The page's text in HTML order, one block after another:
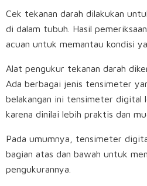
Cek tekanan darah dilakukan
di dalam tubuh. Hasil
acuan untuk memantau kondisi
Alat pengukur tekanan darah
Ada berbagai jenis tensimeter
belakangan ini tensimeter digital
karena dinilai lebih praktis dan
Pada umumnya, tensimeter
bagian atas dan bawah untuk
pengukurannya.